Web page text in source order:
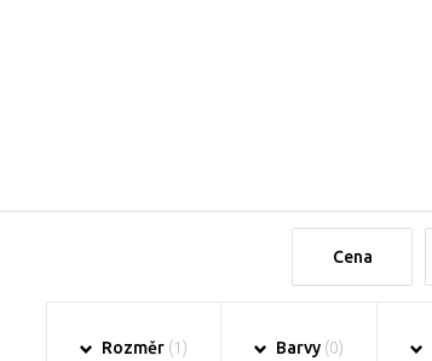
Cena
Rozměr (1) Barvy (0)